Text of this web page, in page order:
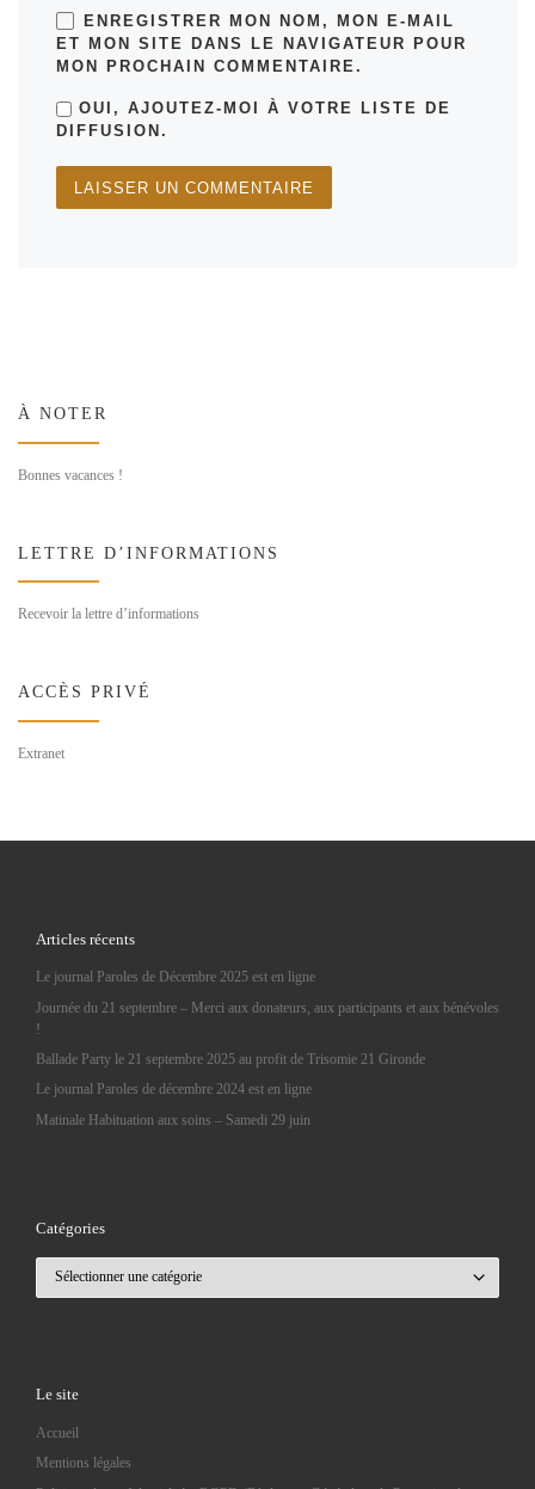
ENREGISTRER MON NOM, MON E-MAIL
ET MON SITE DANS LE NAVIGATEUR POUR
MON PROCHAIN COMMENTAIRE.
OUI, AJOUTEZ-MOI À VOTRE LISTE DE
DIFFUSION.
À NOTER
Bonnes vacances !
LETTRE D’INFORMATIONS
Recevoir la lettre d’informations
ACCÈS PRIVÉ
Extranet
Articles récents
Le journal Paroles de Décembre 2025 est en ligne
Journée du 21 septembre – Merci aux donateurs, aux participants et aux bénévoles
!
Ballade Party le 21 septembre 2025 au profit de Trisomie 21 Gironde
Le journal Paroles de décembre 2024 est en ligne
Matinale Habituation aux soins – Samedi 29 juin
Catégories
Le site
Accueil
Mentions légales